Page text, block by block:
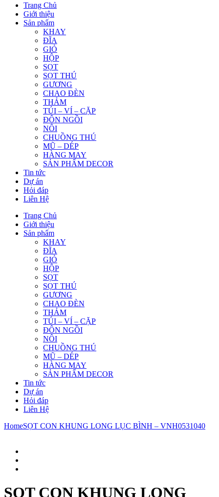
Trang Chủ
Giới thiệu
Sản phẩm
KHAY
ĐĨA
GIỎ
HỘP
SỌT
SỌT THÚ
GƯƠNG
CHAO ĐÈN
THẢM
TÚI – VÍ – CẶP
ĐÔN NGỒI
NÔI
CHUỒNG THÚ
MŨ – DÉP
HÀNG MAY
SẢN PHẨM DECOR
Tin tức
Dự án
Hỏi đáp
Liên Hệ
Trang Chủ
Giới thiệu
Sản phẩm
KHAY
ĐĨA
GIỎ
HỘP
SỌT
SỌT THÚ
GƯƠNG
CHAO ĐÈN
THẢM
TÚI – VÍ – CẶP
ĐÔN NGỒI
NÔI
CHUỒNG THÚ
MŨ – DÉP
HÀNG MAY
SẢN PHẨM DECOR
Tin tức
Dự án
Hỏi đáp
Liên Hệ
HomeSỌT CON KHUNG LONG LỤC BÌNH – VNH0531040
SỌT CON KHUNG LONG